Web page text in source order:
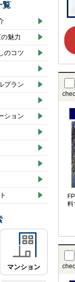
料
覧
魅力
のコツ
プラン
ション
マンション